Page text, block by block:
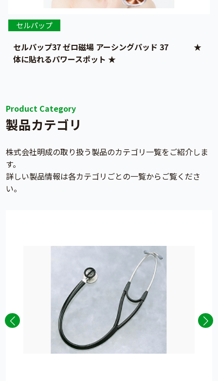
セルパップ
セルパップ37 ゼロ磁場 アーシングパッド 37 ★
体に貼れるパワースポット ★
Product Category
製品カテゴリ
株式会社明成の取り扱う製品のカテゴリ一覧をご紹介しま
す。
詳しい製品情報は各カテゴリごとの一覧からご覧くださ
い。